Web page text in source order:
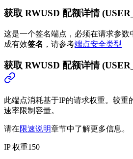
获取 RWUSD 配额详情
这是一个签名端点，必须在请求参数
成有效签名 ，请参考端点安全类型
获取 RWUSD 配额详情
此端点消耗基于IP的请求权重。较重
速率限制容量。
请在限速说明章节中了解更多信息。
IP 权重150